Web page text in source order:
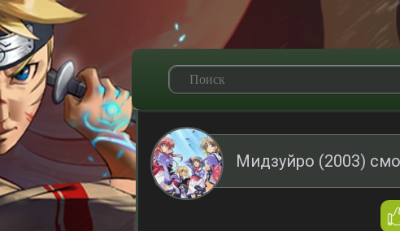
Мидзуйро (2003)